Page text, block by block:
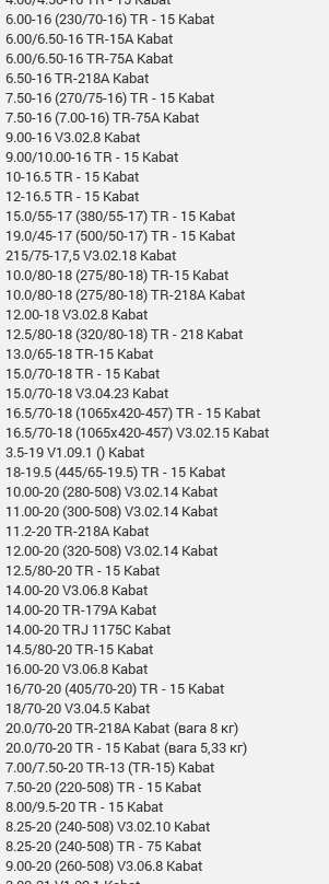
6.00-16 (230/70-16) TR - 15 Kabat
6.00/6.50-16 TR-15A Kabat
6.00/6.50-16 TR-75A Kabat
6.50-16 TR-218A Kabat
7.50-16 (270/75-16) TR - 15 Kabat
7.50-16 (7.00-16) TR-75A Kabat
9.00-16 V3.02.8 Kabat
9.00/10.00-16 TR - 15 Kabat
10-16.5 TR - 15 Kabat
12-16.5 TR - 15 Kabat
15.0/55-17 (380/55-17) TR - 15 Kabat
19.0/45-17 (500/50-17) TR - 15 Kabat
215/75-17,5 V3.02.18 Kabat
10.0/80-18 (275/80-18) TR-15 Kabat
10.0/80-18 (275/80-18) TR-218A Kabat
12.00-18 V3.02.8 Kabat
12.5/80-18 (320/80-18) TR - 218 Kabat
13.0/65-18 TR-15 Kabat
15.0/70-18 TR - 15 Kabat
15.0/70-18 V3.04.23 Kabat
16.5/70-18 (1065x420-457) TR - 15 Kabat
16.5/70-18 (1065x420-457) V3.02.15 Kabat
3.5-19 V1.09.1 () Kabat
18-19.5 (445/65-19.5) TR - 15 Kabat
10.00-20 (280-508) V3.02.14 Kabat
11.00-20 (300-508) V3.02.14 Kabat
11.2-20 TR-218A Kabat
12.00-20 (320-508) V3.02.14 Kabat
12.5/80-20 TR - 15 Kabat
14.00-20 V3.06.8 Kabat
14.00-20 TR-179A Kabat
14.00-20 TRJ 1175C Kabat
14.5/80-20 TR-15 Kabat
16.00-20 V3.06.8 Kabat
16/70-20 (405/70-20) TR - 15 Kabat
18/70-20 V3.04.5 Kabat
20.0/70-20 TR-218A Kabat (вага 8 кг)
20.0/70-20 TR - 15 Kabat (вага 5,33 кг)
7.00/7.50-20 TR-13 (TR-15) Kabat
7.50-20 (220-508) TR - 15 Kabat
8.00/9.5-20 TR - 15 Kabat
8.25-20 (240-508) V3.02.10 Kabat
8.25-20 (240-508) TR - 75 Kabat
9.00-20 (260-508) V3.06.8 Kabat